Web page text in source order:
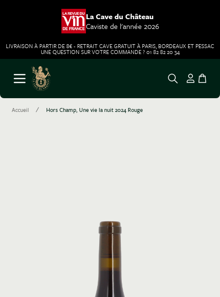
La Cave du Château
Caviste de l'année 2026
LIVRAISON À PARTIR DE 8€ - RETRAIT CAVE GRATUIT À PARIS, BORDEAUX ET PESSAC
UNE QUESTION SUR VOTRE COMMANDE ? 01 82 82 20 34
Aller au contenu
Ouvrir le menu
Accueil / Hors Champ, Une vie la nuit 2024 Rouge